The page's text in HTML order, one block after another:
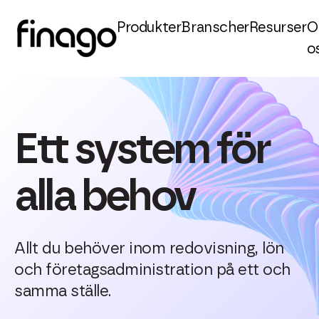
ProdukterBranscherResurser
Ett system för
alla behov
Allt du behöver inom redovisning, lön
och företagsadministration på ett och
samma ställe.